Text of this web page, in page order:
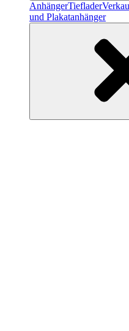
AnhängerTieflader
und Plakatanhänger